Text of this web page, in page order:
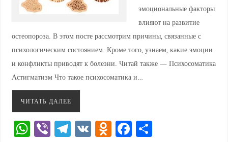
эмоциональные факторы
влияют на развитие
остеопороза. В этом посте рассмотрим причины, связанные с
психологическим состоянием. Кроме того, узнаем, какие эмоции
и конфликты приводят к болезни. Читай также — Психосоматика
Астигматизм Что такое психосоматика и…
ЧИТАТЬ ДАЛЕЕ
W Vi T V O F О